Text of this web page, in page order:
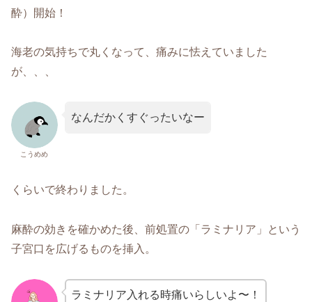
酔）開始！
海老の気持ちで丸くなって、痛みに怯えていました
が、、、
こうめめ
なんだかくすぐったいなー
くらいで終わりました。
麻酔の効きを確かめた後、前処置の「ラミナリア」という
子宮口を広げるものを挿入。
ラミナリア入れる時痛いらしいよ〜！